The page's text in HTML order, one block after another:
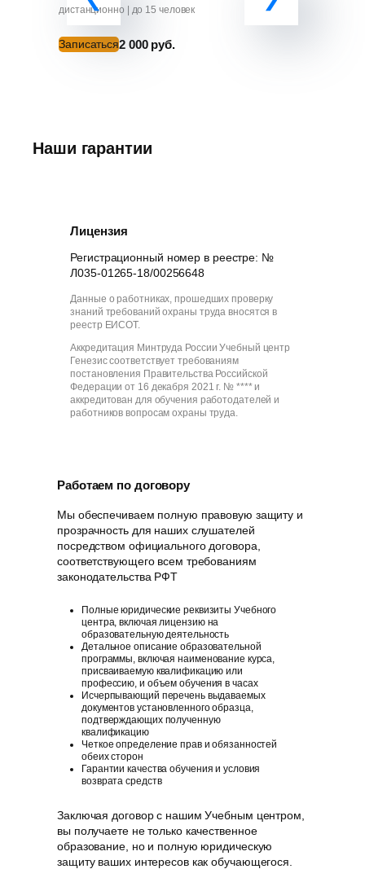
дистанционно | до 15 человек
Записаться2 000 руб.
Наши гарантии
Лицензия
Регистрационный номер в реестре: №
Л035-01265-18/00256648
Данные о работниках, прошедших проверку
знаний требований охраны труда вносятся в
реестр ЕИСОТ.
Аккредитация Минтруда России Учебный центр
Генезис соответствует требованиям
постановления Правительства Российской
Федерации от 16 декабря 2021 г. № **** и
аккредитован для обучения работодателей и
работников вопросам охраны труда.
Работаем по договору
Мы обеспечиваем полную правовую защиту и
прозрачность для наших слушателей
посредством официального договора,
соответствующего всем требованиям
законодательства РФT
Полные юридические реквизиты Учебного
центра, включая лицензию на
образовательную деятельность
Детальное описание образовательной
программы, включая наименование курса,
присваиваемую квалификацию или
профессию, и объем обучения в часах
Исчерпывающий перечень выдаваемых
документов установленного образца,
подтверждающих полученную
квалификацию
Четкое определение прав и обязанностей
обеих сторон
Гарантии качества обучения и условия
возврата средств
Заключая договор с нашим Учебным центром,
вы получаете не только качественное
образование, но и полную юридическую
защиту ваших интересов как обучающегося.